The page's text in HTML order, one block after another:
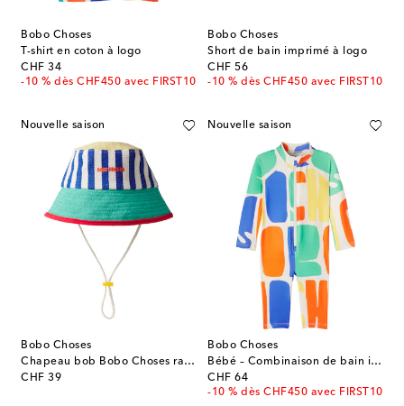
Bobo Choses
T-shirt en coton à logo
CHF 34
original price
-10 % dès CHF450 avec FIRST10
Bobo Choses
Short de bain imprimé à logo
CHF 56
original price
-10 % dès CHF450 avec FIRST10
Nouvelle saison
Bobo Choses
Chapeau bob Bobo Choses rayé en coton
CHF 39
original price
Nouvelle saison
Bobo Choses
Bébé – Combinaison de bain imprimée
CHF 64
original price
-10 % dès CHF450 avec FIRST10